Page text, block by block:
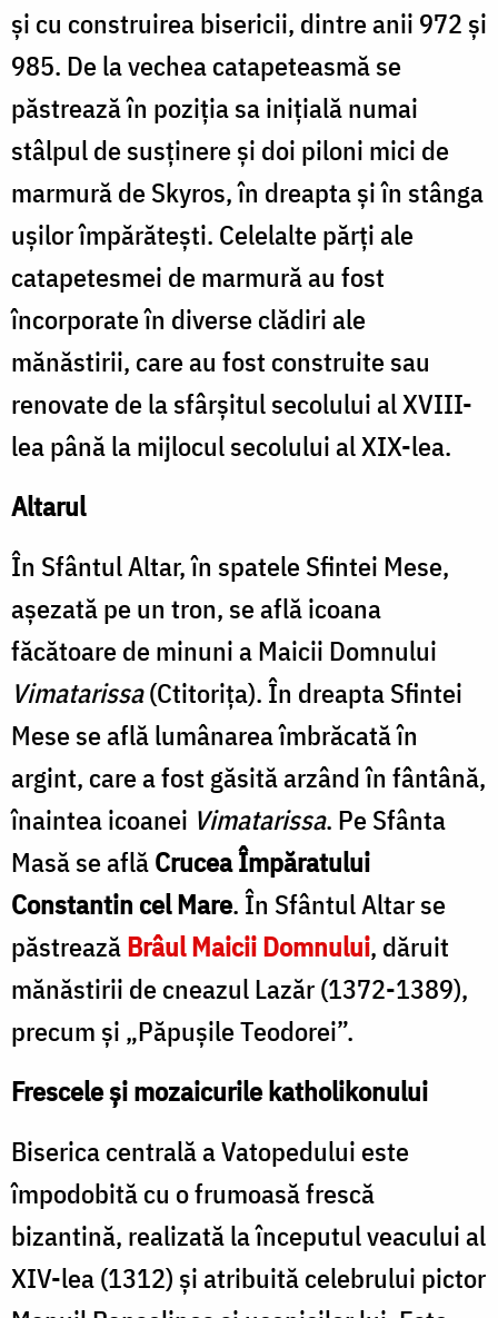
şi cu construirea bisericii, dintre anii 972 şi
985. De la vechea catapeteasmă se
păstrează în poziţia sa iniţială numai
stâlpul de susţinere şi doi piloni mici de
marmură de Skyros, în dreapta şi în stânga
uşilor împărăteşti. Celelalte părţi ale
catapetesmei de marmură au fost
încorporate în diverse clădiri ale
mănăstirii, care au fost construite sau
renovate de la sfârşitul secolului al XVIII-
lea până la mijlocul secolului al XIX-lea.
Altarul
În Sfântul Altar, în spatele Sfintei Mese,
aşezată pe un tron, se află icoana
făcătoare de minuni a Maicii Domnului
Vimatarissa(Ctitoriţa). În dreapta Sfintei
Mese se află lumânarea îmbrăcată în
argint, care a fost găsită arzând în fântână,
înaintea icoanei Vimatarissa. Pe Sfânta
Masă se aflăCrucea Împăratului
Constantin cel Mare. În Sfântul Altar se
păstreazăBrâul Maicii Domnului, dăruit
mănăstirii de cneazul Lazăr (1372-1389),
precum şi „Păpuşile Teodorei”.
Frescele şi mozaicurile katholikonului
Biserica centrală a Vatopedului este
împodobită cu o frumoasă frescă
bizantină, realizată la începutul veacului al
XIV-lea (1312) şi atribuită celebrului pictor